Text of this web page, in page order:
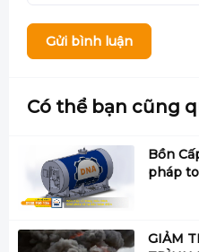
Gửi bình luận
Có thể bạn cũng
Bồn
pháp
GIẢM